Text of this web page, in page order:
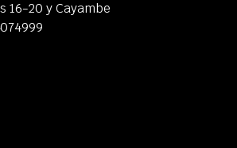
16-20 y Cayambe